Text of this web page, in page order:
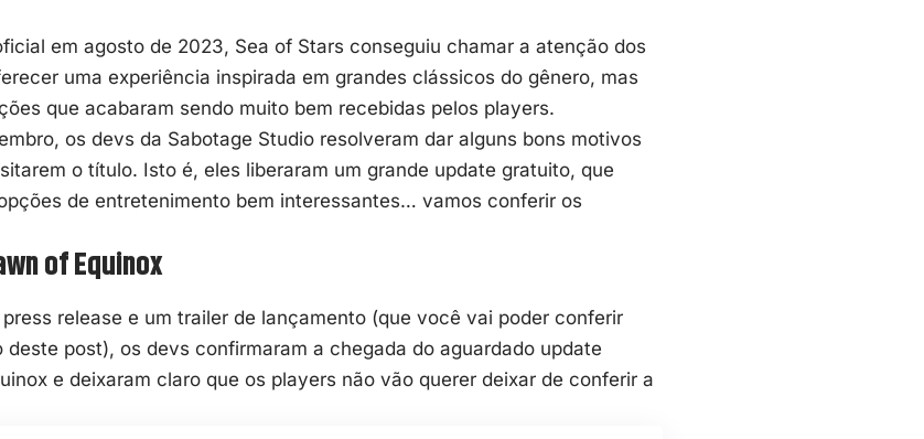
em agosto de 2023, Sea of Stars conseguiu chamar a atenção dos
uma experiência inspirada em grandes clássicos do gênero, mas
que acabaram sendo muito bem recebidas pelos players.
os devs da Sabotage Studio resolveram dar alguns bons motivos
o título. Isto é, eles liberaram um grande update gratuito, que
de entretenimento bem interessantes… vamos conferir os
of Equinox
release e um trailer de lançamento (que você vai poder conferir
deste post), os devs confirmaram a chegada do aguardado update
e deixaram claro que os players não vão querer deixar de conferir a